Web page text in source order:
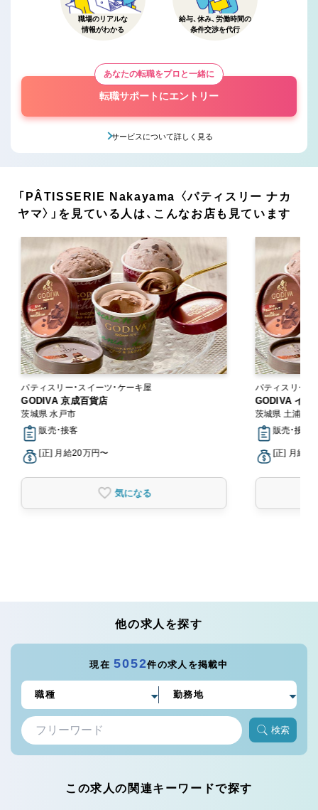
職場のリアルな
情報がわかる
給与、休み、労働時間の
条件交渉を代行
あなたの転職をプロと一緒に
転職サポートにエントリー
サービスについて詳しく見る
「PÂTISSERIE Nakayama 〈パティスリー ナカ
ヤマ〉」を見ている人は、こんなお店も見ています
パティスリー・スイーツ・ケーキ屋
GODIVA 京成百貨店
茨城県 水戸市
販売・接客
[正] 月給20万円〜
気になる
パティスリー・
GODIVA イオ
茨城県 土浦市
販売・接客
[正] 月給
他の求人を探す
現在5052件の求人を掲載中
検索
この求人の関連キーワードで探す